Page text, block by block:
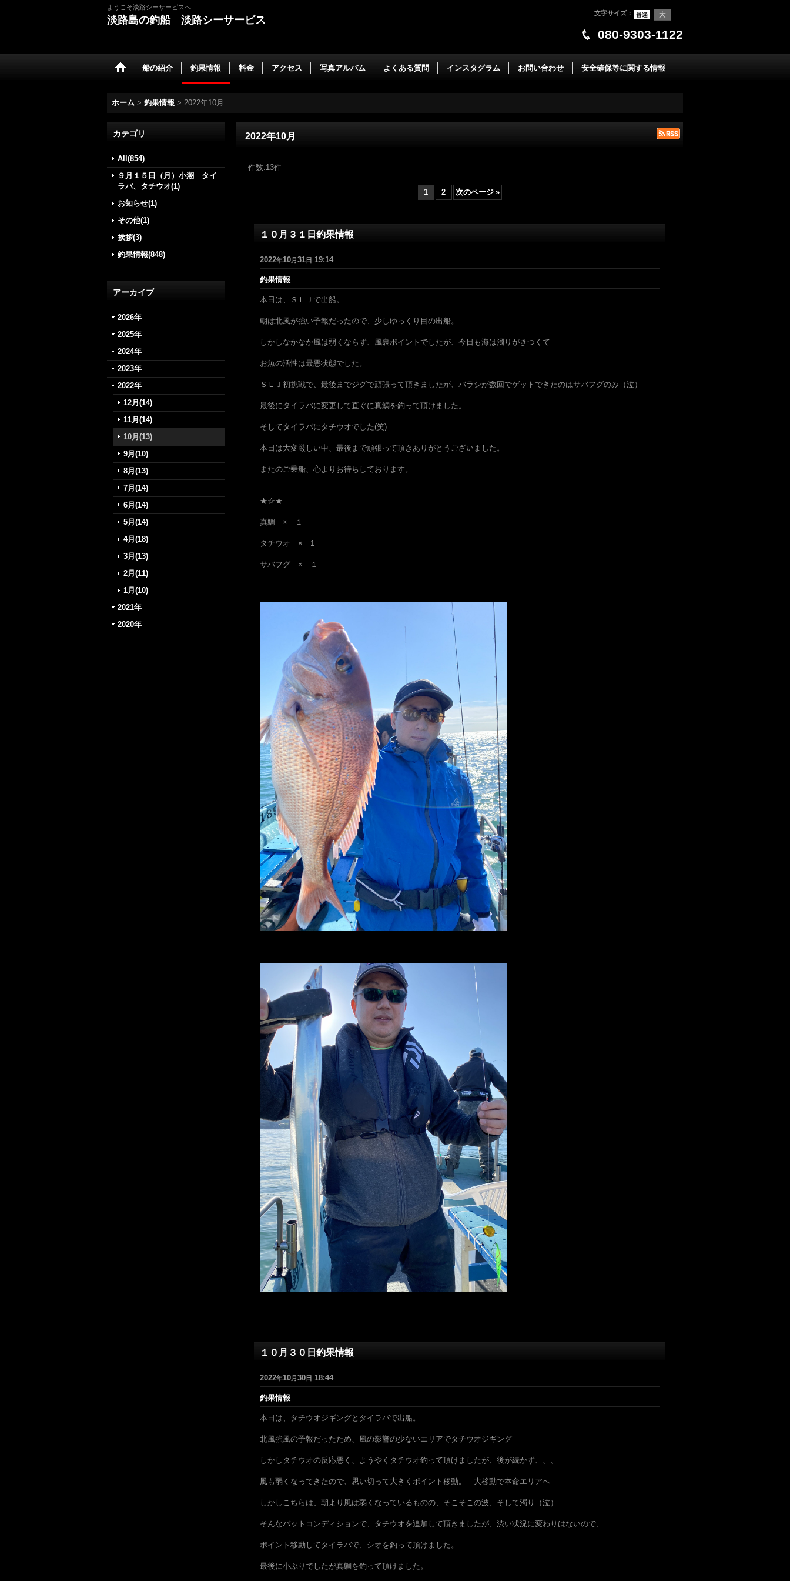
ようこそ淡路シーサービスへ
淡路島の釣船 淡路シーサービス
文字サイズ：
080-9303-1122
船の紹介 釣果情報 料金 アクセス 写真アルバム よくある質問 インスタグラム お問い合わせ 安全確保等に関する情報
ホーム > 釣果情報 > 2022年10月
カテゴリ
All(854)
９月１５日（月）小潮 タイ
ラバ、タチウオ(1)
お知らせ(1)
その他(1)
挨拶(3)
釣果情報(848)
アーカイブ
2026年
2025年
2024年
2023年
2022年
12月(14)
11月(14)
10月(13)
9月(10)
8月(13)
7月(14)
6月(14)
5月(14)
4月(18)
3月(13)
2月(11)
1月(10)
2021年
2020年
2022年10月
件数:13件
1 2 次のページ »
１０月３１日釣果情報
2022年10月 31日 19:14
釣果情報
本日は、ＳＬＪで出船。
朝は北風が強い予報だったので、少しゆっくり目の出船。
しかしなかなか風は弱くならず、風裏ポイントでしたが、今日も海は濁りがきつくて
お魚の活性は最悪状態でした。
ＳＬＪ初挑戦で、最後までジグで頑張って頂きましたが、バラシが数回でゲットできたのはサバフグのみ（泣）
最後にタイラバに変更して直ぐに真鯛を釣って頂けました。
そしてタイラバにタチウオでした(笑)
本日は大変厳しい中、最後まで頑張って頂きありがとうございました。
またのご乗船、心よりお待ちしております。
★☆★
真鯛 × １
タチウオ × 1
サバフグ × １
１０月３０日釣果情報
2022年10月 30日 18:44
釣果情報
本日は、タチウオジギングとタイラバで出船。
北風強風の予報だったため、風の影響の少ないエリアでタチウオジギング
しかしタチウオの反応悪く、ようやくタチウオ釣って頂けましたが、後が続かず、、、
風も弱くなってきたので、思い切って大きくポイント移動。 大移動で本命エリアへ
しかしこちらは、朝より風は弱くなっているものの、そこそこの波、そして濁り（泣）
そんなバットコンディションで、タチウオを追加して頂きましたが、渋い状況に変わりはないので、
ポイント移動してタイラバで、シオを釣って頂けました。
最後に小ぶりでしたが真鯛を釣って頂けました。